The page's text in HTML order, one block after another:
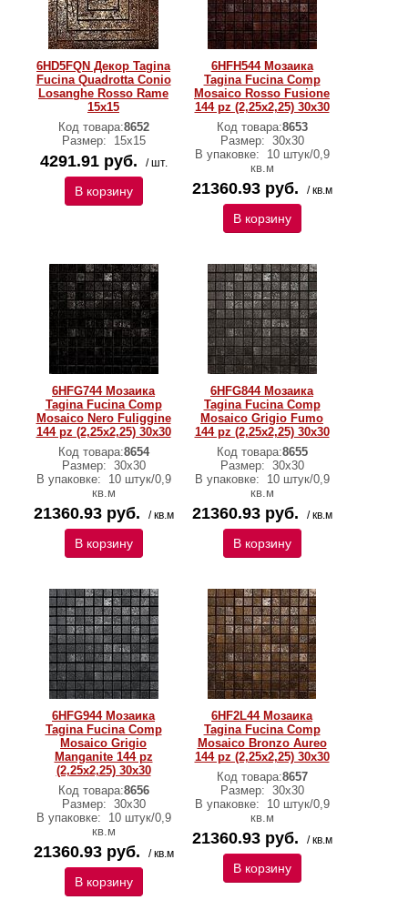
6HD5FQN Декор Tagina
Fucina Quadrotta Conio
Losanghe Rosso Rame
15x15
Код товара:8652
Размер:
15x15
4291.91 руб. / шт.
В корзину
6HFH544 Мозаика
Tagina Fucina Comp
Mosaico Rosso Fusione
144 pz (2,25x2,25) 30x30
Код товара:8653
Размер: 30x30
В упаковке:
10 штук/0,9
кв.м
21360.93 руб. / кв.м
В корзину
6HFG744 Мозаика
Tagina Fucina Comp
Mosaico Nero Fuliggine
144 pz (2,25x2,25) 30x30
Код товара:8654
Размер: 30x30
В упаковке:
10 штук/0,9
кв.м
21360.93 руб. / кв.м
В корзину
6HFG844 Мозаика
Tagina Fucina Comp
Mosaico Grigio Fumo
144 pz (2,25x2,25) 30x30
Код товара:8655
Размер: 30x30
В упаковке:
10 штук/0,9
кв.м
21360.93 руб. / кв.м
В корзину
6HFG944 Мозаика
Tagina Fucina Comp
Mosaico Grigio
Manganite 144 pz
(2,25x2,25) 30x30
Код товара:8656
Размер: 30x30
В упаковке:
10 штук/0,9
кв.м
21360.93 руб. / кв.м
В корзину
6HF2L44 Мозаика
Tagina Fucina Comp
Mosaico Bronzo Aureo
144 pz (2,25x2,25) 30x30
Код товара:8657
Размер: 30x30
В упаковке:
10 штук/0,9
кв.м
21360.93 руб. / кв.м
В корзину